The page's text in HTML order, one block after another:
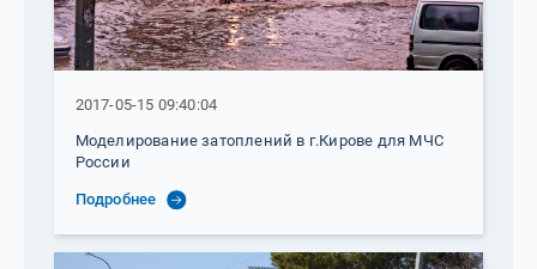
2017-05-15 09:40:04
Моделирование затоплений в г.Кирове для МЧС
России
Подробнее